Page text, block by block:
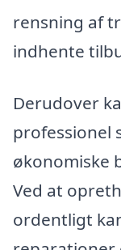
rensning af
indhente
Derudover
professionel
økonomiske
Ved at
ordentligt